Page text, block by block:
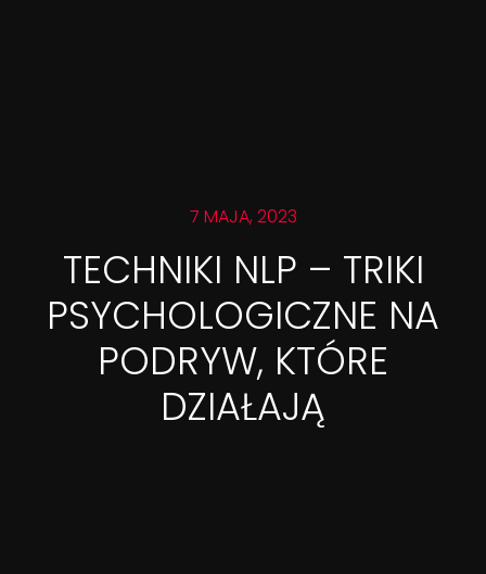
7 MAJA, 2023
TECHNIKI NLP – TRIKI
PSYCHOLOGICZNE NA
PODRYW, KTÓRE
DZIAŁAJĄ